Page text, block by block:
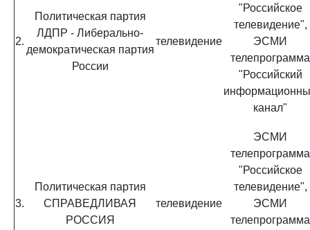
2.
Политическая партия
ЛДПР - Либерально-
демократическая партия
России
телевидение
"Российское
телевидение",
ЭСМИ
телепрограмма
"Российский
канал"
3.
Политическая партия
СПРАВЕДЛИВАЯ
РОССИЯ
телевидение
ЭСМИ
телепрограмма
"Российское
телевидение",
ЭСМИ
телепрограмма